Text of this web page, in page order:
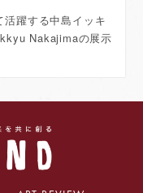
躍する中島イッキ
Nakajimaの展示